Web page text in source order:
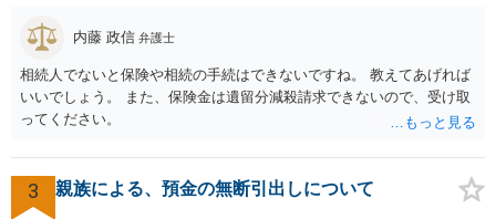
おく方が宜しいかと思います。 緊急という訳ではないかと思います
が、事前準備が早い方が有効な手段が増える傾向にありますので、早
目に弁護士を入れられることを御検討頂くと良いかと思います。
内藤 政信 弁護士
相続人でないと保険や相続の手続はできないですね。 教えてあげれば
いいでしょう。 また、保険金は遺留分減殺請求できないので、受け取
ってください。
3 親族による、預金の無断引出しについて